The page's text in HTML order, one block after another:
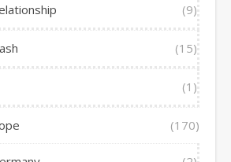
(9)
(15)
(1)
(170)